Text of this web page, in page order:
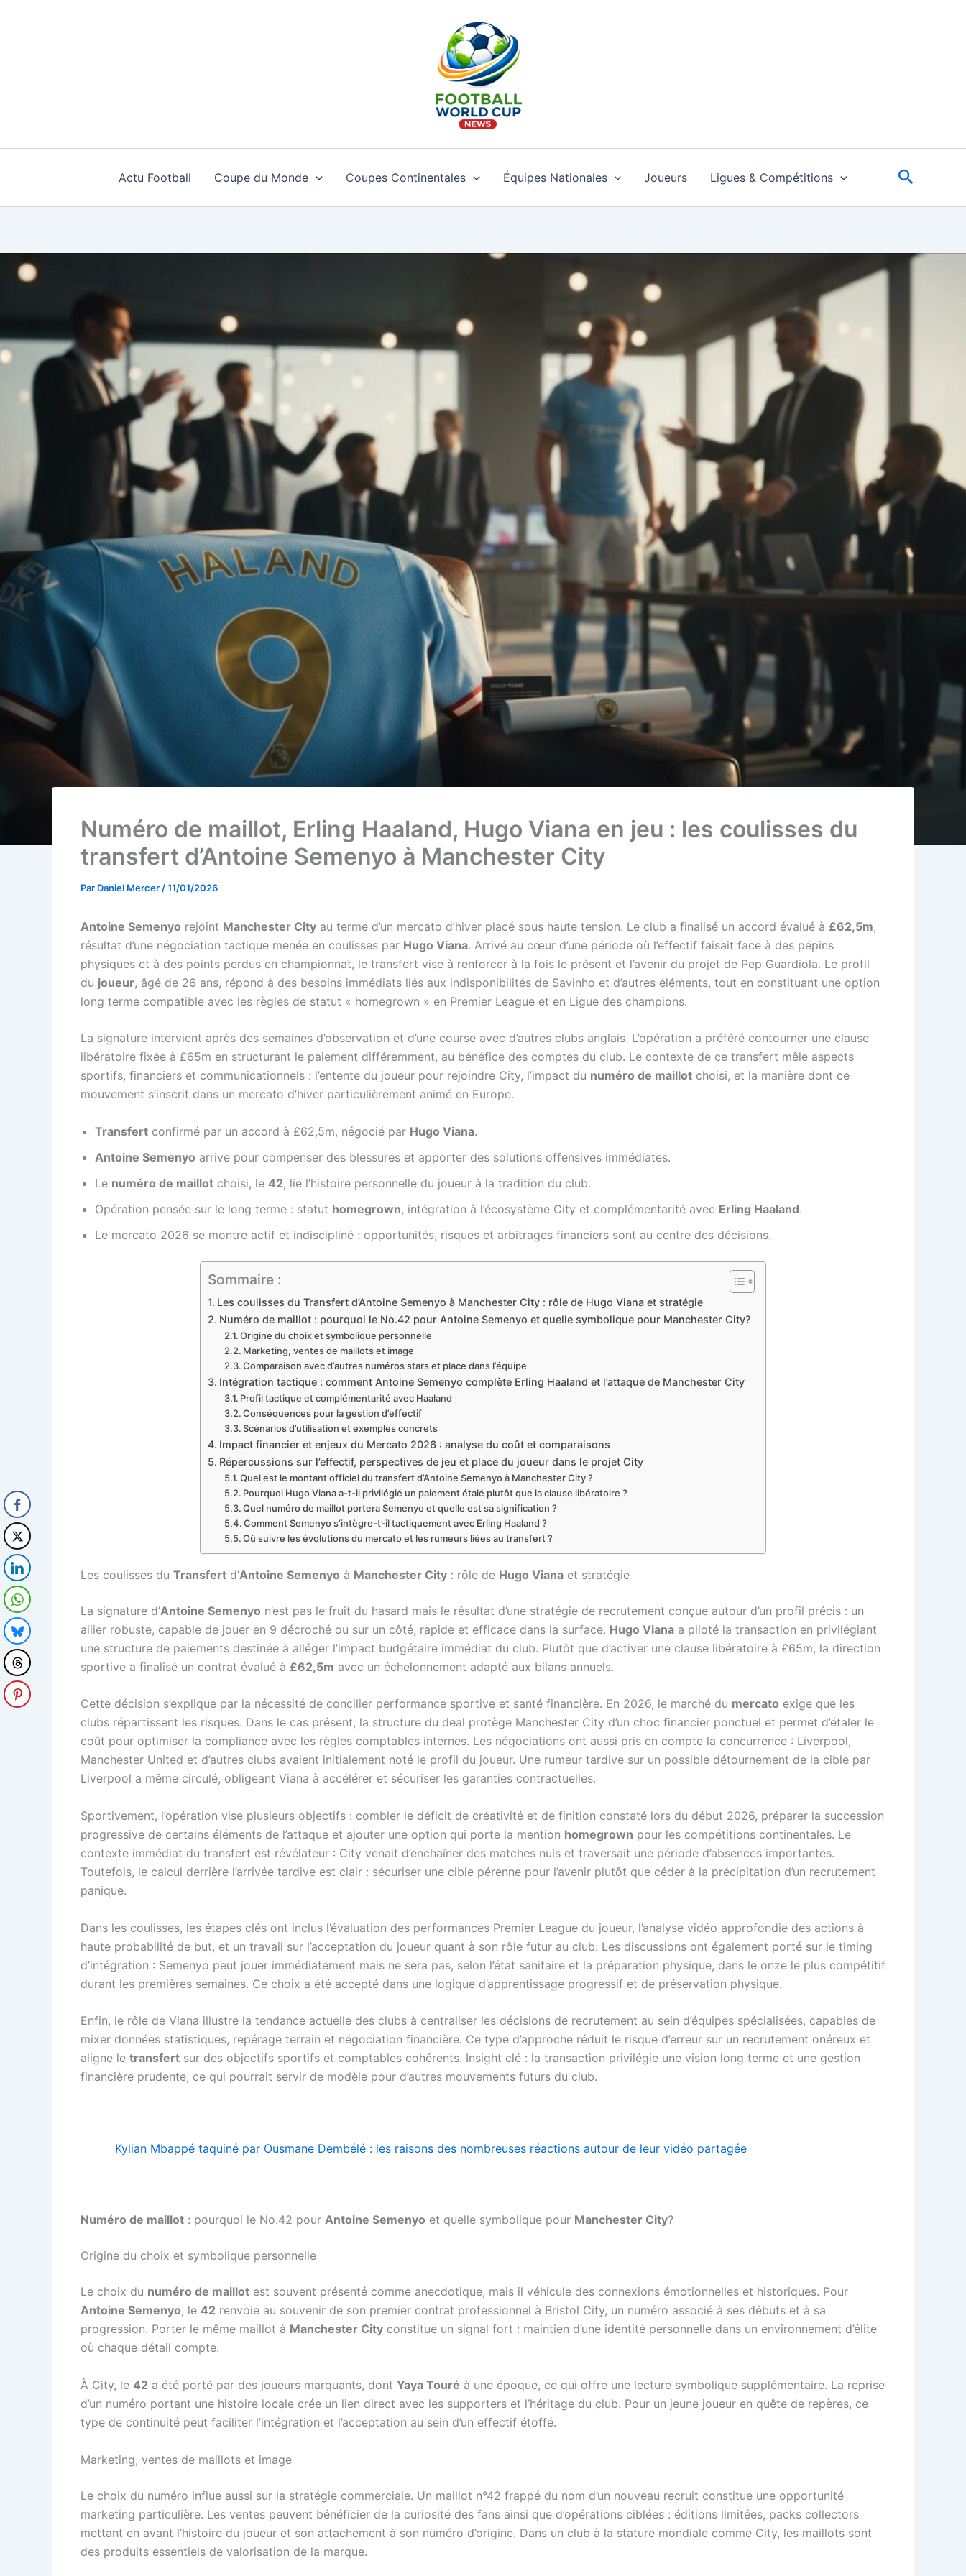
Actu Football Coupe du Monde Coupes Continentales Équipes Nationales Joueurs Ligues & Compétitions
Numéro de maillot, Erling Haaland, Hugo Viana en jeu : les coulisses du
transfert d’Antoine Semenyo à Manchester City
Par Daniel Mercer /11/01/2026
Antoine Semenyo rejoint Manchester City au terme d’un mercato d’hiver placé sous haute tension. Le club a finalisé un accord évalué à £62,5m,
résultat d’une négociation tactique menée en coulisses par Hugo Viana. Arrivé au cœur d’une période où l’effectif faisait face à des pépins
physiques et à des points perdus en championnat, le transfert vise à renforcer à la fois le présent et l’avenir du projet de Pep Guardiola. Le profil
du joueur, âgé de 26 ans, répond à des besoins immédiats liés aux indisponibilités de Savinho et d’autres éléments, tout en constituant une option
long terme compatible avec les règles de statut « homegrown » en Premier League et en Ligue des champions.
La signature intervient après des semaines d’observation et d’une course avec d’autres clubs anglais. L’opération a préféré contourner une clause
libératoire fixée à £65m en structurant le paiement différemment, au bénéfice des comptes du club. Le contexte de ce transfert mêle aspects
sportifs, financiers et communicationnels : l’entente du joueur pour rejoindre City, l’impact du numéro de maillot choisi, et la manière dont ce
mouvement s’inscrit dans un mercato d’hiver particulièrement animé en Europe.
Transfert confirmé par un accord à £62,5m, négocié par Hugo Viana.
Antoine Semenyo arrive pour compenser des blessures et apporter des solutions offensives immédiates.
Le numéro de maillot choisi, le 42, lie l’histoire personnelle du joueur à la tradition du club.
Opération pensée sur le long terme : statut homegrown, intégration à l’écosystème City et complémentarité avec Erling Haaland.
Le mercato 2026 se montre actif et indiscipliné : opportunités, risques et arbitrages financiers sont au centre des décisions.
Sommaire :
Les coulisses du Transfert d’Antoine Semenyo à Manchester City : rôle de Hugo Viana et stratégie
Numéro de maillot : pourquoi le No.42 pour Antoine Semenyo et quelle symbolique pour Manchester City?
Origine du choix et symbolique personnelle
Marketing, ventes de maillots et image
Comparaison avec d’autres numéros stars et place dans l’équipe
Intégration tactique : comment Antoine Semenyo complète Erling Haaland et l’attaque de Manchester City
Profil tactique et complémentarité avec Haaland
Conséquences pour la gestion d’effectif
Scénarios d’utilisation et exemples concrets
Impact financier et enjeux du Mercato 2026 : analyse du coût et comparaisons
Répercussions sur l’effectif, perspectives de jeu et place du joueur dans le projet City
Quel est le montant officiel du transfert d’Antoine Semenyo à Manchester City ?
Pourquoi Hugo Viana a-t-il privilégié un paiement étalé plutôt que la clause libératoire ?
Quel numéro de maillot portera Semenyo et quelle est sa signification ?
Comment Semenyo s’intègre-t-il tactiquement avec Erling Haaland ?
Où suivre les évolutions du mercato et les rumeurs liées au transfert ?
Les coulisses du Transfert d’Antoine Semenyo à Manchester City : rôle de Hugo Viana et stratégie
La signature d’Antoine Semenyo n’est pas le fruit du hasard mais le résultat d’une stratégie de recrutement conçue autour d’un profil précis : un
ailier robuste, capable de jouer en 9 décroché ou sur un côté, rapide et efficace dans la surface. Hugo Viana a piloté la transaction en privilégiant
une structure de paiements destinée à alléger l’impact budgétaire immédiat du club. Plutôt que d’activer une clause libératoire à £65m, la direction
sportive a finalisé un contrat évalué à £62,5m avec un échelonnement adapté aux bilans annuels.
Cette décision s’explique par la nécessité de concilier performance sportive et santé financière. En 2026, le marché du mercato exige que les
clubs répartissent les risques. Dans le cas présent, la structure du deal protège Manchester City d’un choc financier ponctuel et permet d’étaler le
coût pour optimiser la compliance avec les règles comptables internes. Les négociations ont aussi pris en compte la concurrence : Liverpool,
Manchester United et d’autres clubs avaient initialement noté le profil du joueur. Une rumeur tardive sur un possible détournement de la cible par
Liverpool a même circulé, obligeant Viana à accélérer et sécuriser les garanties contractuelles.
Sportivement, l’opération vise plusieurs objectifs : combler le déficit de créativité et de finition constaté lors du début 2026, préparer la succession
progressive de certains éléments de l’attaque et ajouter une option qui porte la mention homegrown pour les compétitions continentales. Le
contexte immédiat du transfert est révélateur : City venait d’enchaîner des matches nuls et traversait une période d’absences importantes.
Toutefois, le calcul derrière l’arrivée tardive est clair : sécuriser une cible pérenne pour l’avenir plutôt que céder à la précipitation d’un recrutement
panique.
Dans les coulisses, les étapes clés ont inclus l’évaluation des performances Premier League du joueur, l’analyse vidéo approfondie des actions à
haute probabilité de but, et un travail sur l’acceptation du joueur quant à son rôle futur au club. Les discussions ont également porté sur le timing
d’intégration : Semenyo peut jouer immédiatement mais ne sera pas, selon l’état sanitaire et la préparation physique, dans le onze le plus compétitif
durant les premières semaines. Ce choix a été accepté dans une logique d’apprentissage progressif et de préservation physique.
Enfin, le rôle de Viana illustre la tendance actuelle des clubs à centraliser les décisions de recrutement au sein d’équipes spécialisées, capables de
mixer données statistiques, repérage terrain et négociation financière. Ce type d’approche réduit le risque d’erreur sur un recrutement onéreux et
aligne le transfert sur des objectifs sportifs et comptables cohérents. Insight clé : la transaction privilégie une vision long terme et une gestion
financière prudente, ce qui pourrait servir de modèle pour d’autres mouvements futurs du club.
Kylian Mbappé taquiné par Ousmane Dembélé : les raisons des nombreuses réactions autour de leur vidéo partagée
Numéro de maillot : pourquoi le No.42 pour Antoine Semenyo et quelle symbolique pour Manchester City?
Origine du choix et symbolique personnelle
Le choix du numéro de maillot est souvent présenté comme anecdotique, mais il véhicule des connexions émotionnelles et historiques. Pour
Antoine Semenyo, le 42 renvoie au souvenir de son premier contrat professionnel à Bristol City, un numéro associé à ses débuts et à sa
progression. Porter le même maillot à Manchester City constitue un signal fort : maintien d’une identité personnelle dans un environnement d’élite
où chaque détail compte.
À City, le 42 a été porté par des joueurs marquants, dont Yaya Touré à une époque, ce qui offre une lecture symbolique supplémentaire. La reprise
d’un numéro portant une histoire locale crée un lien direct avec les supporters et l’héritage du club. Pour un jeune joueur en quête de repères, ce
type de continuité peut faciliter l’intégration et l’acceptation au sein d’un effectif étoffé.
Marketing, ventes de maillots et image
Le choix du numéro influe aussi sur la stratégie commerciale. Un maillot n°42 frappé du nom d’un nouveau recruit constitue une opportunité
marketing particulière. Les ventes peuvent bénéficier de la curiosité des fans ainsi que d’opérations ciblées : éditions limitées, packs collectors
mettant en avant l’histoire du joueur et son attachement à son numéro d’origine. Dans un club à la stature mondiale comme City, les maillots sont
des produits essentiels de valorisation de la marque.